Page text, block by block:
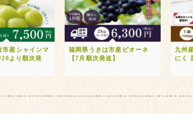
市産シャインマ
より順次発
福岡県うきは市産ピオーネ
【7月順次発送】
九州
にく